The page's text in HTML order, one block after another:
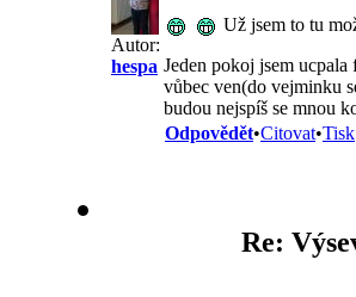
Autor:
hespa
Už jsem to tu
Jeden pokoj jsem
vůbec ven(do vejminku
budou nejspíš se mnou
Odpovědět•Citovat•Tisk
Re: